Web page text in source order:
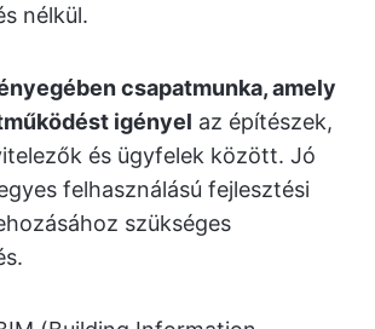
nélkül.
csapatmunka, amely
igényel az építészek,
és ügyfelek között. Jó
felhasználású fejlesztési
szükséges